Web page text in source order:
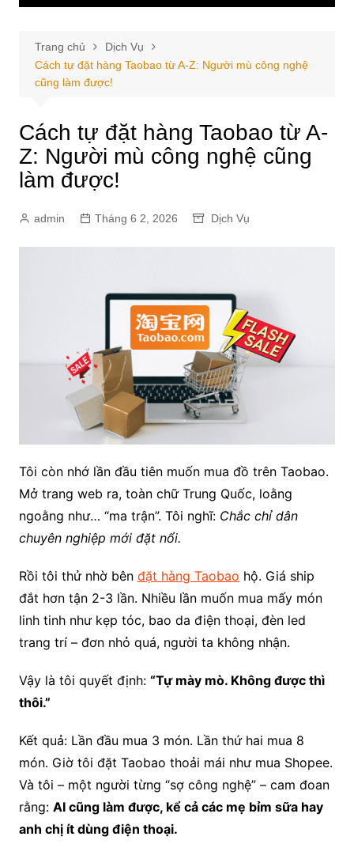
Trang chủ
Dịch Vụ
Cách tự đặt hàng Taobao từ A-Z: Người mù công nghệ
cũng làm được!
Cách tự đặt hàng Taobao từ A-
Z: Người mù công nghệ cũng
làm được!
admin Tháng 6 2, 2026 Dịch Vụ
Tôi còn nhớ lần đầu tiên muốn mua đồ trên Taobao.
Mở trang web ra, toàn chữ Trung Quốc, loằng
ngoằng như… “ma trận”. Tôi nghĩ: Chắc chỉ dân
chuyên nghiệp mới đặt nổi.
Rồi tôi thử nhờ bên đặt hàng Taobao hộ. Giá ship
đắt hơn tận 2-3 lần. Nhiều lần muốn mua mấy món
linh tinh như kẹp tóc, bao da điện thoại, đèn led
trang trí – đơn nhỏ quá, người ta không nhận.
Vậy là tôi quyết định: “Tự mày mò. Không được thì
thôi.”
Kết quả: Lần đầu mua 3 món. Lần thứ hai mua 8
món. Giờ tôi đặt Taobao thoải mái như mua Shopee.
Và tôi – một người từng “sợ công nghệ” – cam đoan
rằng: AI cũng làm được, kể cả các mẹ bỉm sữa hay
anh chị ít dùng điện thoại.